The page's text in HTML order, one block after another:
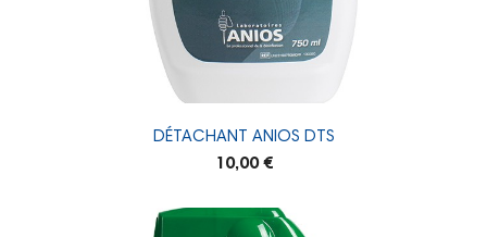
DÉTACHANT ANIOS DTS
10,00 €